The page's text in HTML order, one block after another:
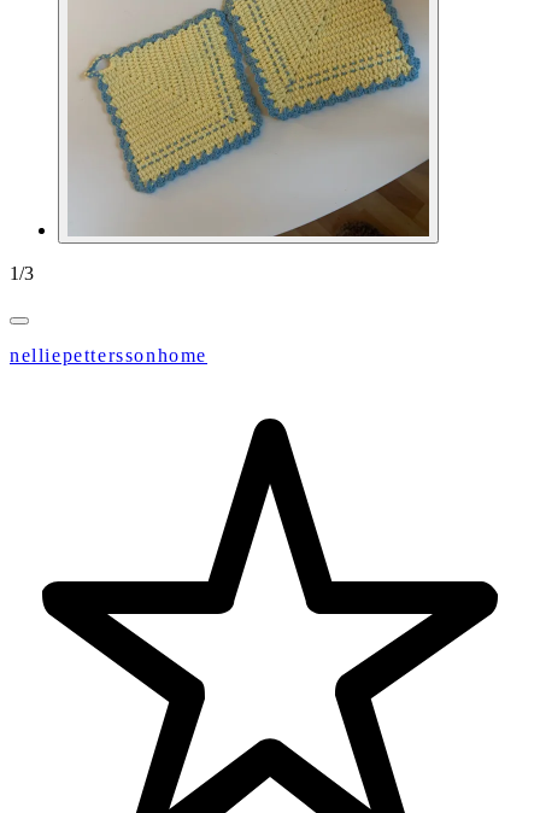
1/3
nelliepetterssonhome